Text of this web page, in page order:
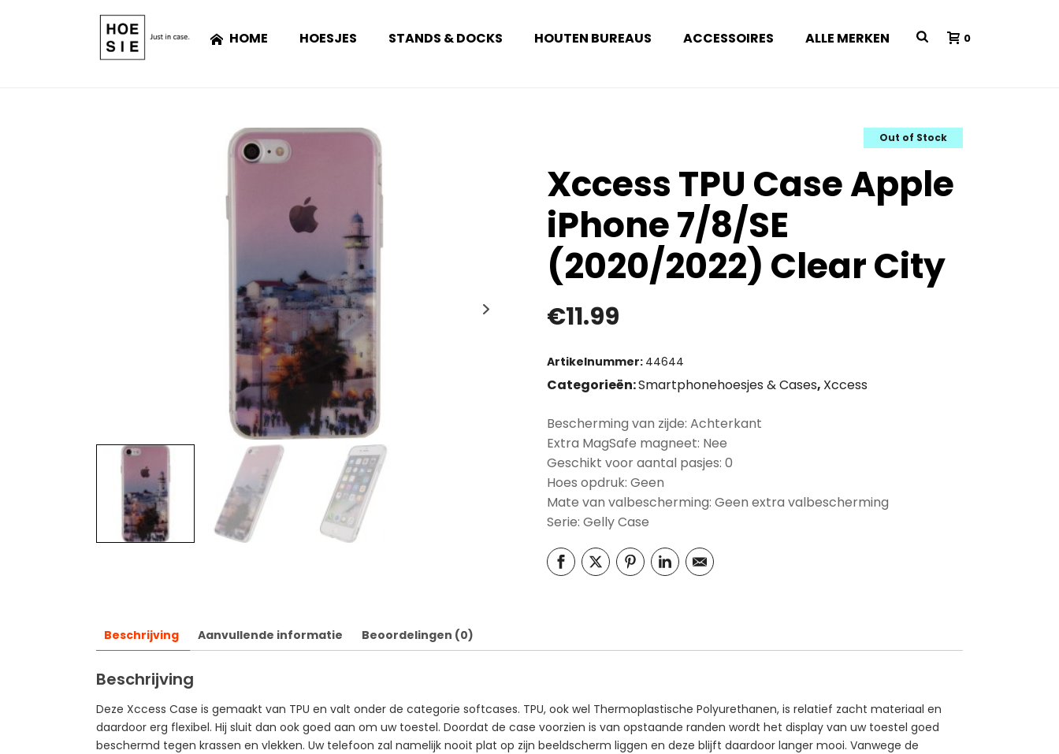
HOME HOESJES STANDS & DOCKS HOUTEN BUREAUS ACCESSOIRES ALLE MERKEN 0
Out of Stock
Xccess TPU Case Apple
iPhone 7/8/SE
(2020/2022) Clear City
€11.99
Artikelnummer: 44644
Categorieën:Smartphonehoesjes & Cases, Xccess
Bescherming van zijde: Achterkant
Extra MagSafe magneet: Nee
Geschikt voor aantal pasjes: 0
Hoes opdruk: Geen
Mate van valbescherming: Geen extra valbescherming
Serie: Gelly Case
Beschrijving Aanvullende informatie Beoordelingen (0)
Beschrijving
Deze Xccess Case is gemaakt van TPU en valt onder de categorie softcases. TPU, ook wel Thermoplastische Polyurethanen, is relatief zacht materiaal en
daardoor erg flexibel. Hij sluit dan ook goed aan om uw toestel. Doordat de case voorzien is van opstaande randen wordt het display van uw toestel goed
beschermd tegen krassen en vlekken. Uw telefoon zal namelijk nooit plat op zijn beeldscherm liggen en deze blijft daardoor langer mooi. Vanwege de